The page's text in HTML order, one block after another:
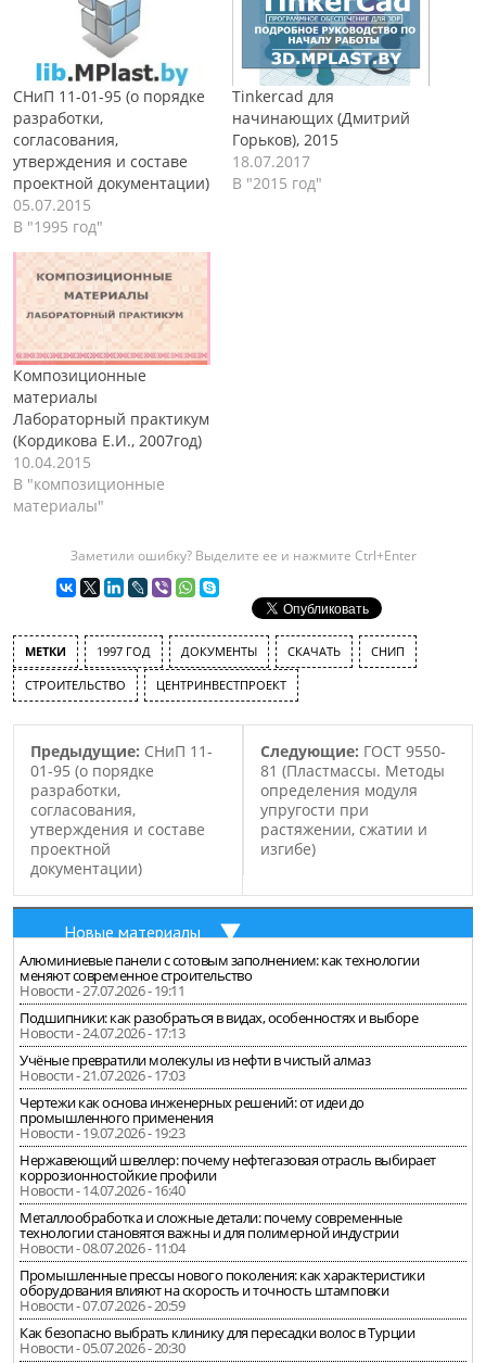
СНиП 11-01-95 (о порядке
разработки,
согласования,
утверждения и составе
проектной документации)
05.07.2015
В "1995 год"
Tinkercad для
начинающих (Дмитрий
Горьков), 2015
18.07.2017
В "2015 год"
Композиционные
материалы
Лабораторный практикум
(Кордикова Е.И., 2007год)
10.04.2015
В "композиционные
материалы"
Заметили ошибку? Выделите ее и нажмите Ctrl+Enter
МЕТКИ 1997 ГОД ДОКУМЕНТЫ СКАЧАТЬ СНИП
СТРОИТЕЛЬСТВО ЦЕНТРИНВЕСТПРОЕКТ
Предыдущие: СНиП 11-
01-95 (о порядке
разработки,
согласования,
утверждения и составе
проектной
документации)
Следующие: ГОСТ 9550-
81 (Пластмассы. Методы
определения модуля
упругости при
растяжении, сжатии и
изгибе)
Новые материалы
Алюминиевые панели с сотовым заполнением: как технологии
меняют современное строительство
Новости - 27.07.2026 - 19:11
Подшипники: как разобраться в видах, особенностях и выборе
Новости - 24.07.2026 - 17:13
Учёные превратили молекулы из нефти в чистый алмаз
Новости - 21.07.2026 - 17:03
Чертежи как основа инженерных решений: от идеи до
промышленного применения
Новости - 19.07.2026 - 19:23
Нержавеющий швеллер: почему нефтегазовая отрасль выбирает
коррозионностойкие профили
Новости - 14.07.2026 - 16:40
Металлообработка и сложные детали: почему современные
технологии становятся важны и для полимерной индустрии
Новости - 08.07.2026 - 11:04
Промышленные прессы нового поколения: как характеристики
оборудования влияют на скорость и точность штамповки
Новости - 07.07.2026 - 20:59
Как безопасно выбрать клинику для пересадки волос в Турции
Новости - 05.07.2026 - 20:30